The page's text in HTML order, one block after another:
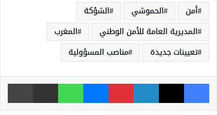
أمن الحموشي
الشؤكة
المديرية العامة للأمن الوطني
المغرب
تعيينات جديدة
مناصب المسؤولية
فيسبوك ‫X لينكدإن بينتيريست ماسنجر واتساب مشاركة عبر البريد